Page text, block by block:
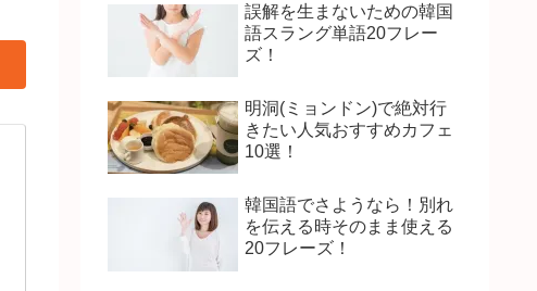
誤解を生まないための韓国
語スラング単語20フレー
ズ！
明洞(ミョンドン)で絶対行
きたい人気おすすめカフェ
10選！
韓国語でさようなら！別れ
を伝える時そのまま使える
20フレーズ！